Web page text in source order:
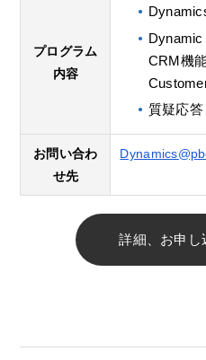
プログラム
内容
CRM機
質疑応答
お問い合わ
せ先
詳細、お申し